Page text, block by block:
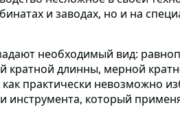
и заводах, но и на
необходимый вид:
длинны, мерной
практически невозможно
который